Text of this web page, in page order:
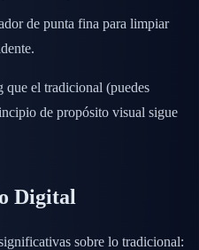
de punta fina para limpiar
el tradicional (puedes
de propósito visual sigue
Digital
sobre lo tradicional: